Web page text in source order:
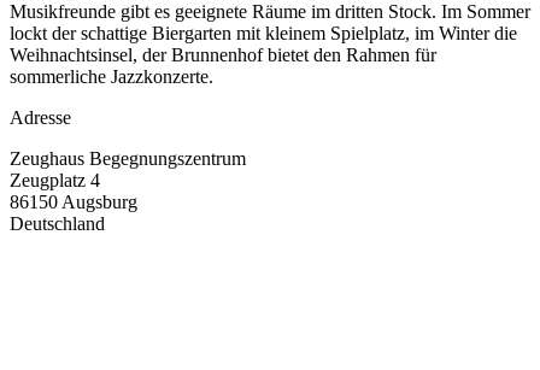
Musikfreunde gibt es geeignete Räume im dritten Stock. Im Sommer
lockt der schattige Biergarten mit kleinem Spielplatz, im Winter die
Weihnachtsinsel, der Brunnenhof bietet den Rahmen für
sommerliche Jazzkonzerte.
Adresse
Zeughaus Begegnungszentrum
Zeugplatz 4
86150 Augsburg
Deutschland